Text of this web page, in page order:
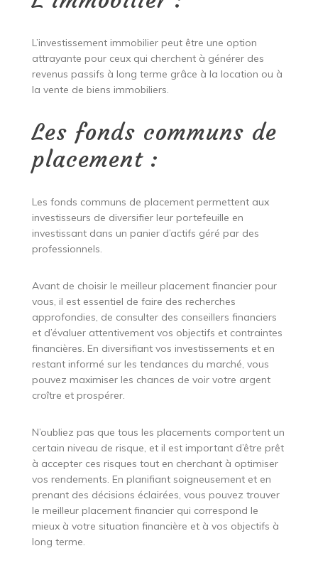
L’investissement immobilier peut être une option
attrayante pour ceux qui cherchent à générer des
revenus passifs à long terme grâce à la location ou à
la vente de biens immobiliers.
Les fonds communs de
placement :
Les fonds communs de placement permettent aux
investisseurs de diversifier leur portefeuille en
investissant dans un panier d’actifs géré par des
professionnels.
Avant de choisir le meilleur placement financier pour
vous, il est essentiel de faire des recherches
approfondies, de consulter des conseillers financiers
et d’évaluer attentivement vos objectifs et contraintes
financières. En diversifiant vos investissements et en
restant informé sur les tendances du marché, vous
pouvez maximiser les chances de voir votre argent
croître et prospérer.
N’oubliez pas que tous les placements comportent un
certain niveau de risque, et il est important d’être prêt
à accepter ces risques tout en cherchant à optimiser
vos rendements. En planifiant soigneusement et en
prenant des décisions éclairées, vous pouvez trouver
le meilleur placement financier qui correspond le
mieux à votre situation financière et à vos objectifs à
long terme.